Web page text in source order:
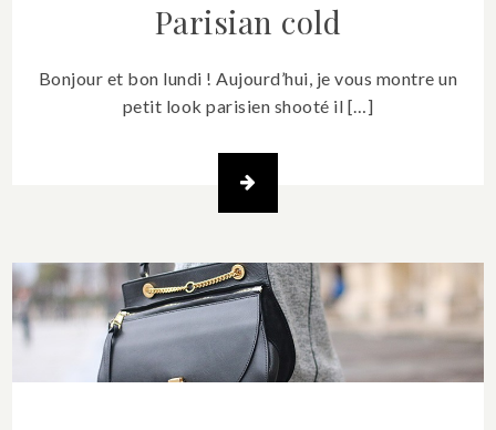
Parisian cold
Bonjour et bon lundi ! Aujourd’hui, je vous montre un
petit look parisien shooté il […]